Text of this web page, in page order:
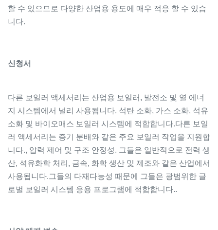
할 수 있으므로 다양한 산업용 용도에 매우 적응 할 수 있습
니다.
신청서
다른 보일러 액세서리는 산업용 보일러, 발전소 및 열 에너
지 시스템에서 널리 사용됩니다. 석탄 소화, 가스 소화, 석유
소화 및 바이오매스 보일러 시스템에 적합합니다.다른 보일
러 액세서리는 증기 분배와 같은 주요 보일러 작업을 지원합
니다., 압력 제어 및 구조 안정성. 그들은 일반적으로 전력 생
산, 석유화학 처리, 금속, 화학 생산 및 제조와 같은 산업에서
사용됩니다.그들의 다재다능성 때문에 그들은 광범위한 글
로벌 보일러 시스템 응용 프로그램에 적합합니다..